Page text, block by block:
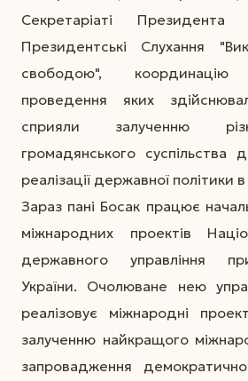
Секретаріаті
Президентські Слухання
свободою",
проведення яких
сприяли залученню
громадянського суспільства
реалізації державної політики в
Зараз пані Босак працює
міжнародних проектів
державного управління
України. Очолюване нею
реалізовує міжнародні
залученню найкращого
запровадження